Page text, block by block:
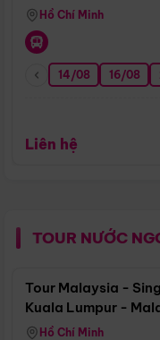
Hồ Chí Minh
14/08 16/08
Liên hệ
TOUR NƯỚC
Tour Malaysia -
Kuala Lumpur -
Singapore
Hồ Chí Minh